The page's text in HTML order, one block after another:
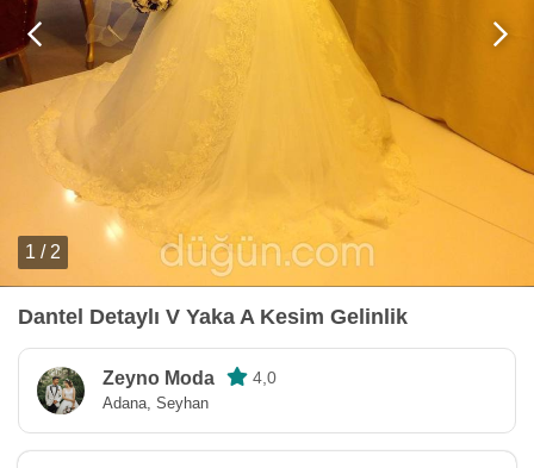
1 / 2
Dantel Detaylı V Yaka A Kesim Gelinlik
Zeyno Moda 4,0
Adana, Seyhan